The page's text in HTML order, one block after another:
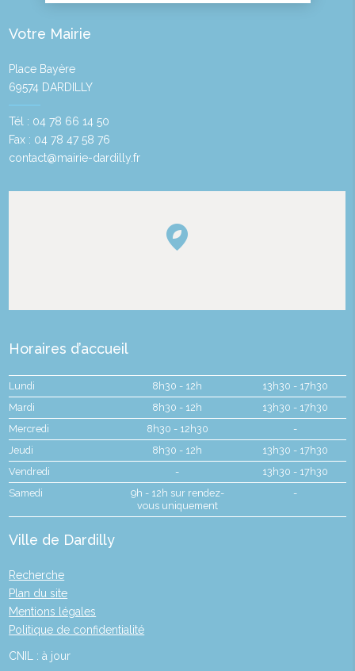
Votre Mairie
Place Bayère
69574 DARDILLY
Tél : 04 78 66 14 50
Fax : 04 78 47 58 76
contact@mairie-dardilly.fr
Horaires d’accueil
Lundi 8h30 - 12h
13h30 - 17h30
Mardi
8h30 - 12h
13h30 - 17h30
Mercredi
8h30 - 12h30
-
Jeudi
8h30 - 12h
13h30 - 17h30
Vendredi
-
13h30 - 17h30
Samedi
9h - 12h sur rendez-
vous uniquement
-
Ville de Dardilly
Recherche
Plan du site
Mentions légales
Politique de confidentialité
CNIL : à jour